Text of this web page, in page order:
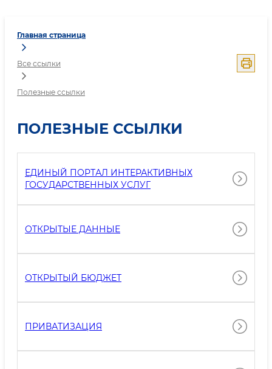
Главная страница
Все ссылки
Полезные ссылки
ПОЛЕЗНЫЕ ССЫЛКИ
ЕДИНЫЙ ПОРТАЛ ИНТЕРАКТИВНЫХ
ГОСУДАРСТВЕННЫХ УСЛУГ
ОТКРЫТЫЕ ДАННЫЕ
ОТКРЫТЫЙ БЮДЖЕТ
ПРИВАТИЗАЦИЯ